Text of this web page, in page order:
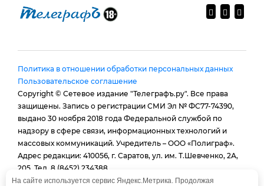
Политика в отношении обработки персональных данных
Пользовательское соглашение
Copyright © Сетевое издание "Телеграфъ.ру". Все права
защищены. Запись о регистрации СМИ Эл № ФС77-74390,
выдано 30 ноября 2018 года Федеральной службой по
надзору в сфере связи, информационных технологий и
массовых коммуникаций. Учредитель – ООО «Полиграф».
Адрес редакции: 410056, г. Саратов, ул. им. Т.Шевченко, 2А,
205. Тел. 8 (8452) 234388.
E-mail: provtelegraf@gmail.com
На сайте используется сервис Яндекс.Метрика. Продолжая